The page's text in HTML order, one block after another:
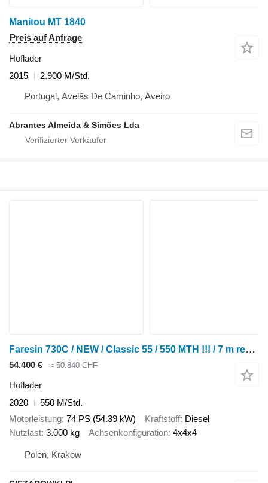
Manitou MT 1840
Preis auf Anfrage
Hoflader
2015
2.900 M/Std.
Portugal, Avelãs De Caminho, Aveiro
Abrantes Almeida & Simões Lda
Faresin 730C / NEW / Classic 55 / 550 MTH !!! / 7 m reach / joystick
54.400 € ≈ 50.840 CHF
Hoflader
2020
550 M/Std.
Motorleistung 74 PS (54.39 kW) Kraftstoff Diesel
Nutzlast 3.000 kg Achsenkonfiguration 4x4x4
Polen, Krakow